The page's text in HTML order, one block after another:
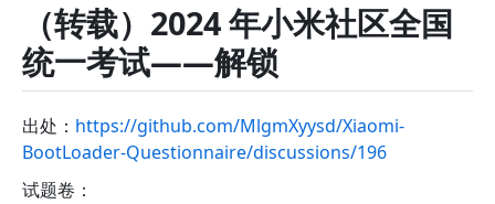
（转载）2024 年小米社区全国
统一考试——解锁
出处： https://github.com/MlgmXyysd/Xiaomi-
BootLoader-Questionnaire/discussions/196
试题卷：